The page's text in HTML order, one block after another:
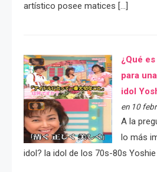
artístico posee matices […]
¿Qué
para
idol
en 10
A la
lo más
idol? la idol de los 70s-80s Yoshie